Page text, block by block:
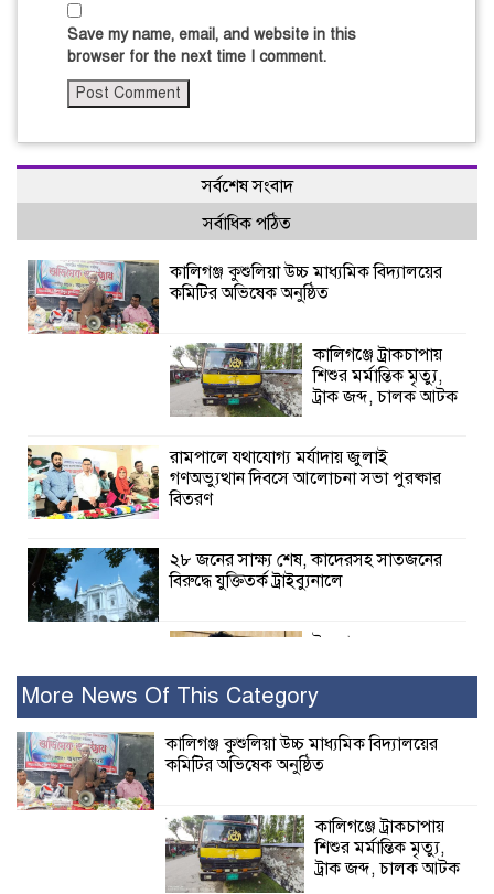
Save my name, email, and website in this
browser for the next time I comment.
সর্বশেষ সংবাদ
সর্বাধিক পঠিত
কালিগঞ্জ কুশুলিয়া উচ্চ মাধ্যমিক বিদ্যালয়ের
কমিটির অভিষেক অনুষ্ঠিত
কালিগঞ্জে ট্রাকচাপায়
শিশুর মর্মান্তিক মৃত্যু,
ট্রাক জব্দ, চালক আটক
রামপালে যথাযোগ্য মর্যাদায় জুলাই
গণঅভ্যুত্থান দিবসে আলোচনা সভা পুরষ্কার
বিতরণ
২৮ জনের সাক্ষ্য শেষ, কাদেরসহ সাতজনের
বিরুদ্ধে যুক্তিতর্ক ট্রাইব্যুনালে
ইসলামের সবচেয়ে
নুর
পাঁচ মাসে সরকারের দোষ দিচ্ছেন, আপনারা
কালিগঞ্জে নিখোঁজ জেলের মরদেহ অবশেষে
More News Of This Category
কালিগঞ্জ কুশুলিয়া উচ্চ মাধ্যমিক বিদ্যালয়ের
কমিটির অভিষেক অনুষ্ঠিত
কালিগঞ্জে ট্রাকচাপায়
শিশুর মর্মান্তিক মৃত্যু,
ট্রাক জব্দ, চালক আটক